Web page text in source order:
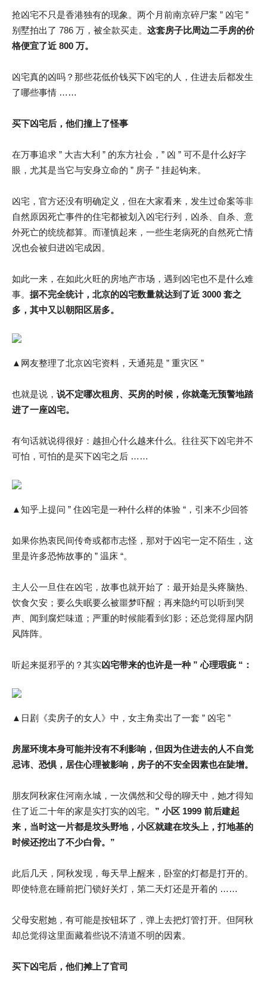
抢凶宅不只是香港独有的现象。两个月前南京碎尸案 ” 凶宅 ”
别墅拍出了 786 万，被全款买走。 这套房子比周边二手房的价
格便宜了近 800 万。
凶宅真的凶吗？那些花低价钱买下凶宅的人，住进去后都发生
了哪些事情 ……
买下凶宅后，他们撞上了怪事
在万事追求 ” 大吉大利 ” 的东方社会，” 凶 ” 可不是什么好字
眼，尤其是当它与安身立命的 ” 房子 ” 挂起钩来。
凶宅，官方还没有明确定义，但在大家看来，发生过命案等非
自然原因死亡事件的住宅都被划入凶宅行列，凶杀、自杀、意
外死亡的统统都算。而谨慎起来，一些生老病死的自然死亡情
况也会被归进凶宅成因。
如此一来，在如此火旺的房地产市场，遇到凶宅也不是什么难
事。 据不完全统计，北京的凶宅数量就达到了近 3000 套之
多，其中又以朝阳区居多。
▲网友整理了北京凶宅资料，天通苑是 ” 重灾区 ”
也就是说， 说不定哪次租房、买房的时候，你就毫无预警地踏
进了一座凶宅。
有句话就说得很好：越担心什么越来什么。往往买下凶宅并不
可怕，可怕的是买下凶宅之后 ……
▲知乎上提问 ” 住凶宅是一种什么样的体验 “，引来不少回答
如果你热衷民间传奇或都市志怪，那对于凶宅一定不陌生，这
里是许多恐怖故事的 ” 温床 “。
主人公一旦住在凶宅，故事也就开始了：最开始是头疼脑热、
饮食欠安；要么失眠要么被噩梦吓醒；再来隐约可以听到哭
声、闻到腐烂味道；严重的时候能看到幻影；还总觉得屋内阴
风阵阵。
听起来挺邪乎的？其实凶宅带来的也许是一种 ” 心理瑕疵 “：
▲日剧《卖房子的女人》中，女主角卖出了一套 ” 凶宅 ”
房屋环境本身可能并没有不利影响，但因为住进去的人不自觉
忌讳、恐惧，居住心理被影响，房子的不安全因素也在陡增。
朋友阿秋家住河南永城，一次偶然和父母的聊天中，她才得知
住了近二十年的家是实打实的凶宅。 ” 小区 1999 前后建起
来，当时这一片都是坟头野地，小区就建在坟头上，打地基的
时候还挖出了不少白骨。”
此后几天，阿秋发现，每天早上醒来，卧室的灯都是打开的。
即使特意在睡前把门锁好关灯，第二天灯还是开着的 ……
父母安慰她，有可能是按钮坏了，弹上去把灯管打开。但阿秋
却总觉得这里面藏着些说不清道不明的因素。
买下凶宅后，他们摊上了官司